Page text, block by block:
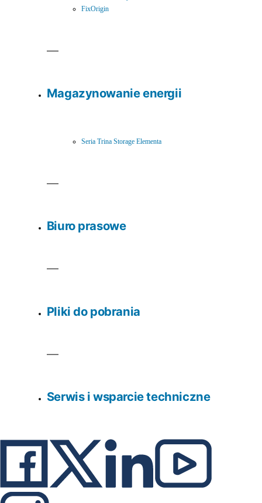
FixOrigin
Magazynowanie energii
Seria Trina Storage Elementa
Biuro prasowe
Pliki do pobrania
Serwis i wsparcie techniczne